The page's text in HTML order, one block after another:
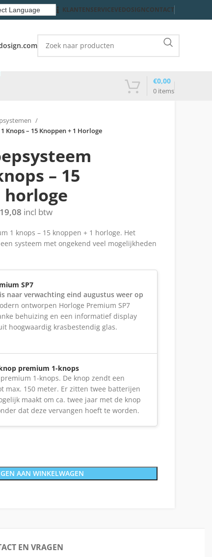
KLANTENSERVICEVEDOSIGNCONTACT
0 items
€0,00
Knops – 15 Knoppen + 1 Horloge
– 15
horloge
incl btw
1 knops – 15 knoppen + 1 horloge. Het
systeem met ongekend veel mogelijkheden
SP7
naar verwachting eind augustus weer op
ontworpen Horloge Premium SP7
behuizing en een informatief display
hoogwaardig krasbestendig glas.
premium 1-knops
1-knops. De knop zendt een
max. 150 meter. Er zitten twee batterijen
maakt om ca. twee jaar met de knop
dat deze vervangen hoeft te worden.
AAN WINKELWAGEN
EN VRAGEN